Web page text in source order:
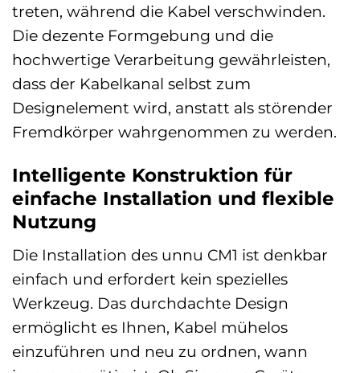
treten, während die Kabel verschwinden.
Die dezente Formgebung und die
hochwertige Verarbeitung gewährleisten,
dass der Kabelkanal selbst zum
Designelement wird, anstatt als störender
Fremdkörper wahrgenommen zu werden.
Intelligente Konstruktion für
einfache Installation und flexible
Nutzung
Die Installation des unnu CM1 ist denkbar
einfach und erfordert kein spezielles
Werkzeug. Das durchdachte Design
ermöglicht es Ihnen, Kabel mühelos
einzuführen und neu zu ordnen, wann